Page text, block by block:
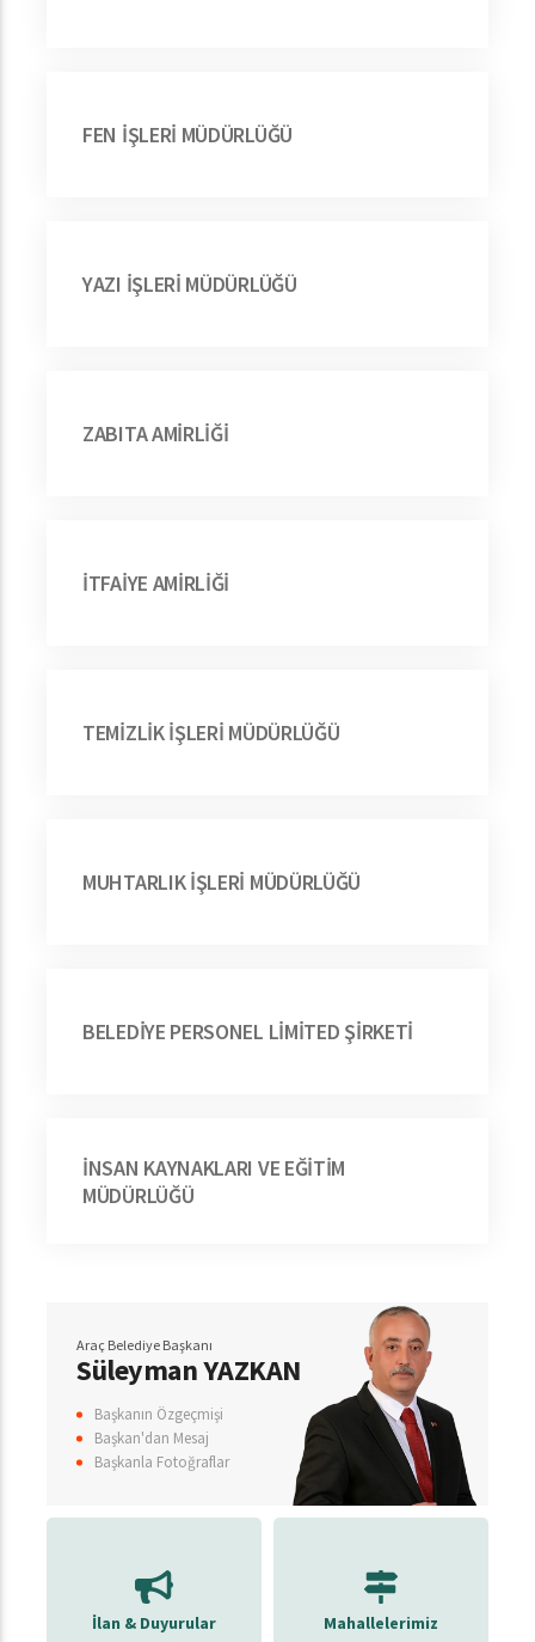
FEN İŞLERİ MÜDÜRLÜĞÜ
YAZI İŞLERİ MÜDÜRLÜĞÜ
ZABITA AMİRLİĞİ
İTFAİYE AMİRLİĞİ
TEMİZLİK İŞLERİ MÜDÜRLÜĞÜ
MUHTARLIK İŞLERİ MÜDÜRLÜĞÜ
BELEDİYE PERSONEL LİMİTED ŞİRKETİ
İNSAN KAYNAKLARI VE EĞİTİM
MÜDÜRLÜĞÜ
Araç Belediye Başkanı
Süleyman YAZKAN
Başkanın Özgeçmişi
Başkan'dan Mesaj
Başkanla Fotoğraflar
İlan & Duyurular Mahallelerimiz